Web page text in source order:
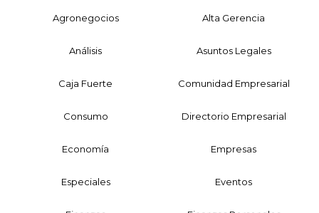
Agronegocios Alta Gerencia
Análisis Asuntos Legales
Caja Fuerte Comunidad Empresarial
Consumo Directorio Empresarial
Economía Empresas
Especiales Eventos